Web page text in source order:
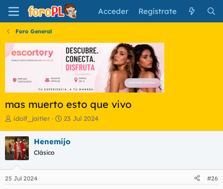
Acceder Regístrate
Foro General
mas muerto esto que vivo
I
i
c
i
a
d
o
idolf_jaitler
F
h
e
23 Jul 2024
Henemijo
Clásico
25 Jul 2024 #26